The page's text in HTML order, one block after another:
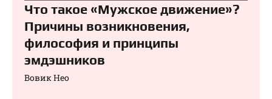
Что такое «Мужское движение»?
Причины возникновения,
философия и принципы
эмдэшников
Вовик Нео